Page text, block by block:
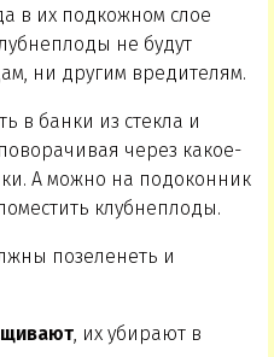
в их подкожном слое
не будут
ни другим вредителям.
в банки из стекла и
через какое-
А можно на подоконник
клубнеплоды.
позеленеть и
, их убирают в